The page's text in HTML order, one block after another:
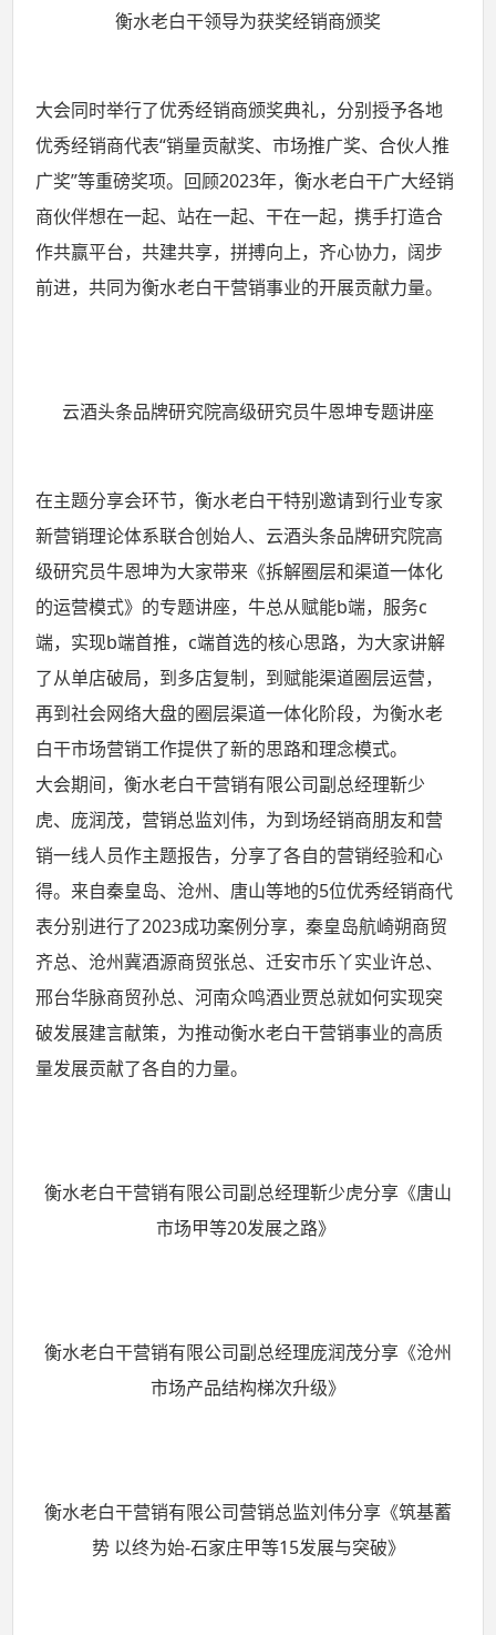
衡水老白干领导为获奖经销商颁奖
大会同时举行了优秀经销商颁奖典礼，分别授予各地
优秀经销商代表“销量贡献奖、市场推广奖、合伙人推
广奖”等重磅奖项。回顾2023年，衡水老白干广大经销
商伙伴想在一起、站在一起、干在一起，携手打造合
作共赢平台，共建共享，拼搏向上，齐心协力，阔步
前进，共同为衡水老白干营销事业的开展贡献力量。
云酒头条品牌研究院高级研究员牛恩坤专题讲座
在主题分享会环节，衡水老白干特别邀请到行业专家
新营销理论体系联合创始人、云酒头条品牌研究院高
级研究员牛恩坤为大家带来《拆解圈层和渠道一体化
的运营模式》的专题讲座，牛总从赋能b端，服务c
端，实现b端首推，c端首选的核心思路，为大家讲解
了从单店破局，到多店复制，到赋能渠道圈层运营，
再到社会网络大盘的圈层渠道一体化阶段，为衡水老
白干市场营销工作提供了新的思路和理念模式。
大会期间，衡水老白干营销有限公司副总经理靳少
虎、庞润茂，营销总监刘伟，为到场经销商朋友和营
销一线人员作主题报告，分享了各自的营销经验和心
得。来自秦皇岛、沧州、唐山等地的5位优秀经销商代
表分别进行了2023成功案例分享，秦皇岛航崎朔商贸
齐总、沧州冀酒源商贸张总、迁安市乐丫实业许总、
邢台华脉商贸孙总、河南众鸣酒业贾总就如何实现突
破发展建言献策，为推动衡水老白干营销事业的高质
量发展贡献了各自的力量。
衡水老白干营销有限公司副总经理靳少虎分享《唐山
市场甲等20发展之路》
衡水老白干营销有限公司副总经理庞润茂分享《沧州
市场产品结构梯次升级》
衡水老白干营销有限公司营销总监刘伟分享《筑基蓄
势 以终为始-石家庄甲等15发展与突破》